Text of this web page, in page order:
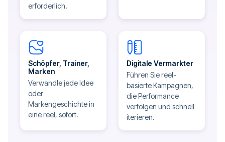
erforderlich.
Schöpfer, Trainer,
Marken
Verwandle jede Idee
oder
Markengeschichte in
eine reel, sofort.
Digitale Vermarkter
Führen Sie reel-
basierte Kampagnen,
die Performance
verfolgen und schnell
iterieren.